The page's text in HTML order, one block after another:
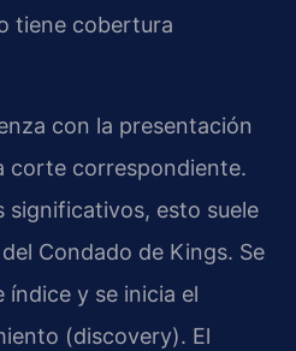
tiene cobertura
con la presentación
corte correspondiente.
significativos, esto suele
Condado de Kings. Se
índice y se inicia el
(discovery). El